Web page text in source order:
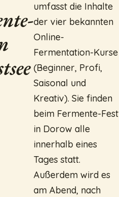
umfasst die Inhalte
der vier bekannten
Online-
Fermentation-Kurse
(Beginner, Profi,
Saisonal und
Kreativ). Sie finden
beim Fermente-Fest
in Dorow alle
innerhalb eines
Tages statt.
Außerdem wird es
am Abend, nach